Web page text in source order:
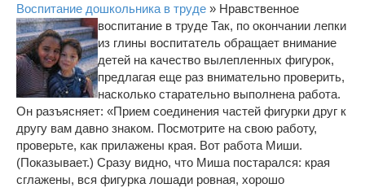
Воспитание дошкольника в труде » Нравственное
воспитание в труде Так, по окончании лепки
из глины воспитатель обращает внимание
детей на качество вылепленных фигурок,
предлагая еще раз внимательно проверить,
насколько старательно выполнена работа.
Он разъясняет: «Прием соединения частей фигурки друг к
другу вам давно знаком. Посмотрите на свою работу,
проверьте, как прилажены края. Вот работа Миши.
(Показывает.) Сразу видно, что Миша постарался: края
сглажены, вся фигурка лошади ровная, хорошо